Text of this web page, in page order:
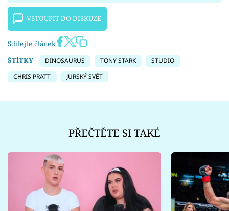
VSTOUPIT DO DISKUZE
Sdílejte článek
ŠTÍTKY
DINOSAURUS TONY STARK
STUDIO
CHRIS PRATT
JURSKÝ SVĚT
PŘEČTĚTE SI TAKÉ